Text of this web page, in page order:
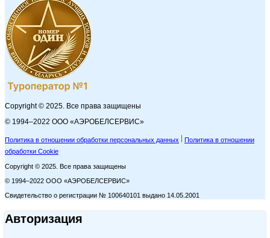
Copyright © 2025. Все права защищены
© 1994–2022 ООО «АЭРОБЕЛСЕРВИС»
Политика в отношении обработки персональных данных
Политика в отношении
обработки Cookie
Copyright © 2025. Все права защищены
© 1994–2022 ООО «АЭРОБЕЛСЕРВИС»
Свидетельство о регистрации № 100640101 выдано 14.05.2001
Авторизация